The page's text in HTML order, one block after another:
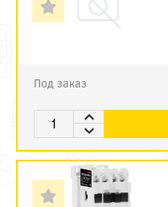
Под заказ